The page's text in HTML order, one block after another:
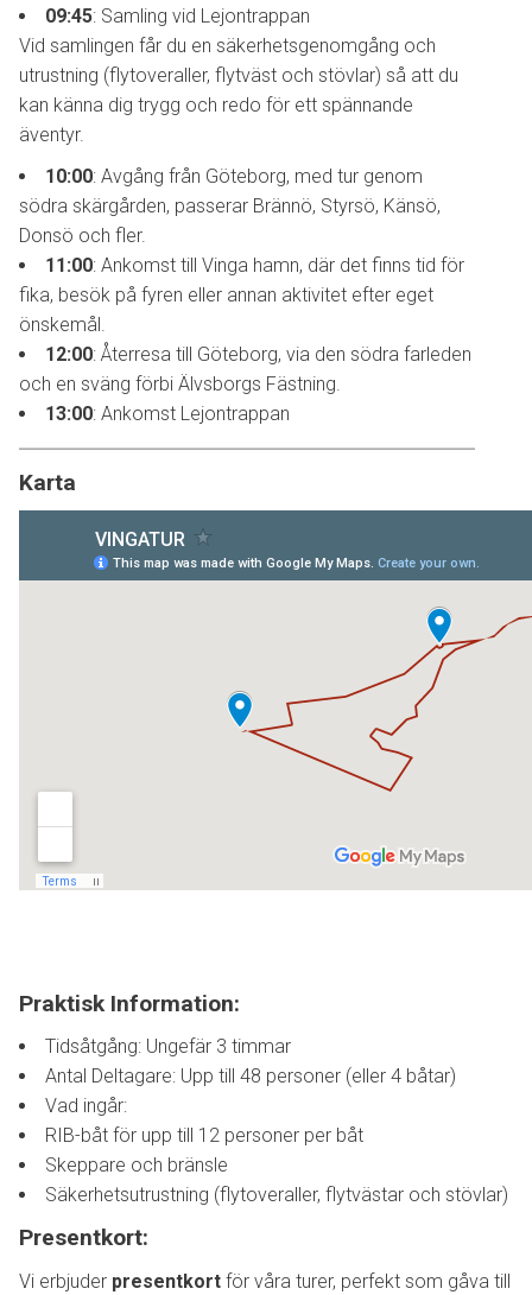
09:45: Samling vid Lejontrappan
Vid samlingen får du en säkerhetsgenomgång och
utrustning (flytoveraller, flytväst och stövlar) så att du
kan känna dig trygg och redo för ett spännande
äventyr.
10:00: Avgång från Göteborg, med tur genom
södra skärgården, passerar Brännö, Styrsö, Känsö,
Donsö och fler.
11:00: Ankomst till Vinga hamn, där det finns tid för
fika, besök på fyren eller annan aktivitet efter eget
önskemål.
12:00: Återresa till Göteborg, via den södra farleden
och en sväng förbi Älvsborgs Fästning.
13:00: Ankomst Lejontrappan
Karta
Praktisk Information:
Tidsåtgång: Ungefär 3 timmar
Antal Deltagare: Upp till 48 personer (eller 4 båtar)
Vad ingår:
RIB-båt för upp till 12 personer per båt
Skeppare och bränsle
Säkerhetsutrustning (flytoveraller, flytvästar och stövlar)
Presentkort:
Vi erbjuder presentkort för våra turer, perfekt som gåva till